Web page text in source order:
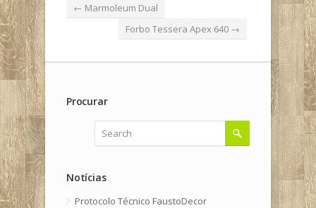
← Marmoleum Dual
Forbo Tessera Apex 640 →
Procurar
Notícias
Protocolo Técnico FaustoDecor